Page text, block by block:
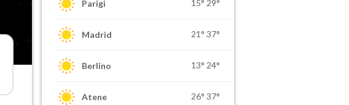
Parigi 15° 29°
Madrid 21° 37°
Berlino 13° 24°
Atene 26° 37°